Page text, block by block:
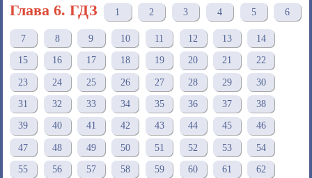
Глава 6. ГДЗ 1 2 3 4 5 6
7 8 9 10 11 12 13 14
15 16 17 18 19 20 21 22
23 24 25 26 27 28 29 30
31 32 33 34 35 36 37 38
39 40 41 42 43 44 45 46
47 48 49 50 51 52 53 54
55 56 57 58 59 60 61 62